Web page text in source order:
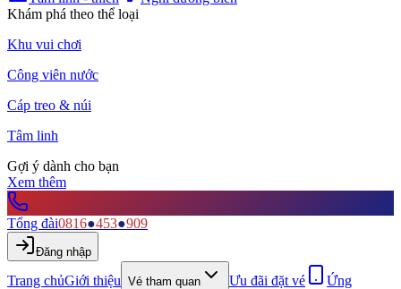
Khám phá theo thể loại
Khu vui chơi
Công viên nước
Cáp treo & núi
Tâm linh
Gợi ý dành cho bạn
Xem thêm
Tổng đài0816●453●909
Đăng nhập
Trang chủGiới thiệu Vé tham quan Ưu đãi đặt vé
Ứng